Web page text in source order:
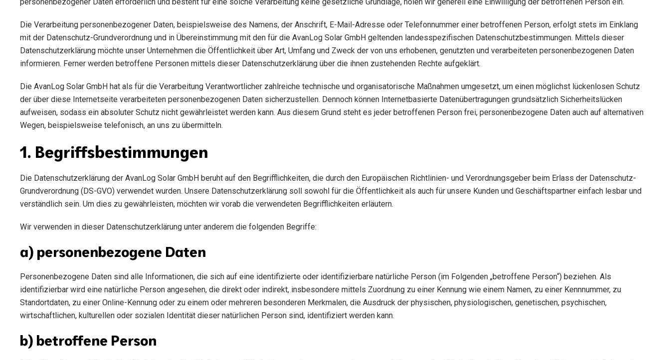
Die Verarbeitung personenbezogener Daten, beispielsweise des Namens, der Anschrift, E-Mail-Adresse oder Telefonnummer einer betroffenen Person, erfolgt stets im Einklang
mit der Datenschutz-Grundverordnung und in Übereinstimmung mit den für die AvanLog Solar GmbH geltenden landesspezifischen Datenschutzbestimmungen. Mittels dieser
Datenschutzerklärung möchte unser Unternehmen die Öffentlichkeit über Art, Umfang und Zweck der von uns erhobenen, genutzten und verarbeiteten personenbezogenen Daten
informieren. Ferner werden betroffene Personen mittels dieser Datenschutzerklärung über die ihnen zustehenden Rechte aufgeklärt.
Die AvanLog Solar GmbH hat als für die Verarbeitung Verantwortlicher zahlreiche technische und organisatorische Maßnahmen umgesetzt, um einen möglichst lückenlosen Schutz
der über diese Internetseite verarbeiteten personenbezogenen Daten sicherzustellen. Dennoch können Internetbasierte Datenübertragungen grundsätzlich Sicherheitslücken
aufweisen, sodass ein absoluter Schutz nicht gewährleistet werden kann. Aus diesem Grund steht es jeder betroffenen Person frei, personenbezogene Daten auch auf alternativen
Wegen, beispielsweise telefonisch, an uns zu übermitteln.
1. Begriffsbestimmungen
Die Datenschutzerklärung der AvanLog Solar GmbH beruht auf den Begrifflichkeiten, die durch den Europäischen Richtlinien- und Verordnungsgeber beim Erlass der Datenschutz-
Grundverordnung (DS-GVO) verwendet wurden. Unsere Datenschutzerklärung soll sowohl für die Öffentlichkeit als auch für unsere Kunden und Geschäftspartner einfach lesbar und
verständlich sein. Um dies zu gewährleisten, möchten wir vorab die verwendeten Begrifflichkeiten erläutern.
Wir verwenden in dieser Datenschutzerklärung unter anderem die folgenden Begriffe:
a) personenbezogene Daten
Personenbezogene Daten sind alle Informationen, die sich auf eine identifizierte oder identifizierbare natürliche Person (im Folgenden „betroffene Person“) beziehen. Als
identifizierbar wird eine natürliche Person angesehen, die direkt oder indirekt, insbesondere mittels Zuordnung zu einer Kennung wie einem Namen, zu einer Kennnummer, zu
Standortdaten, zu einer Online-Kennung oder zu einem oder mehreren besonderen Merkmalen, die Ausdruck der physischen, physiologischen, genetischen, psychischen,
wirtschaftlichen, kulturellen oder sozialen Identität dieser natürlichen Person sind, identifiziert werden kann.
b) betroffene Person